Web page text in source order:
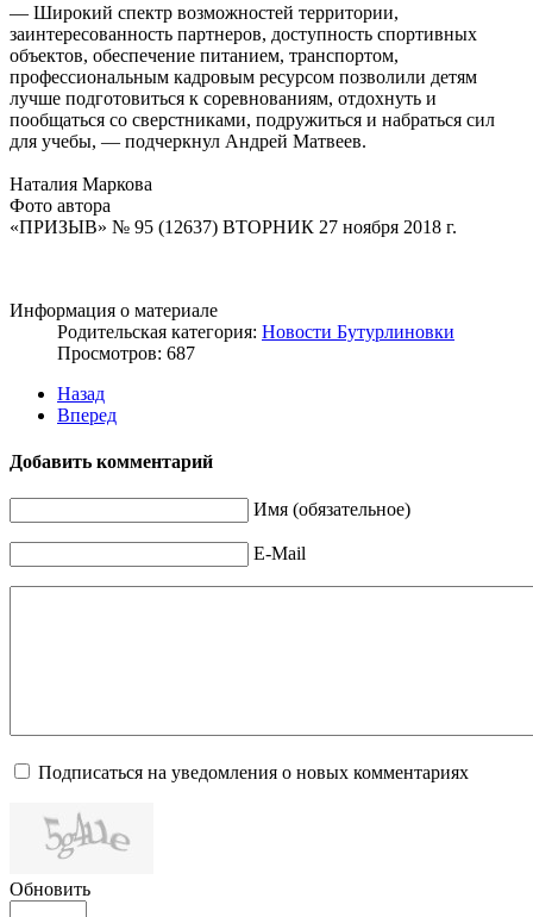
— Широкий спектр возможностей территории,
заинтересованность партнеров, доступность спортивных
объектов, обеспечение питанием, транспортом,
профессиональным кадровым ресурсом позволили детям
лучше подготовиться к соревнованиям, отдохнуть и
пообщаться со сверстниками, подружиться и набраться сил
для учебы, — подчеркнул Андрей Матвеев.
Наталия Маркова
Фото автора
«ПРИЗЫВ» № 95 (12637) ВТОРНИК 27 ноября 2018 г.
Информация о материале
Родительская категория: Новости Бутурлиновки
Просмотров: 687
Назад
Вперед
Добавить комментарий
Имя (обязательное)
E-Mail
Подписаться на уведомления о новых комментариях
Обновить